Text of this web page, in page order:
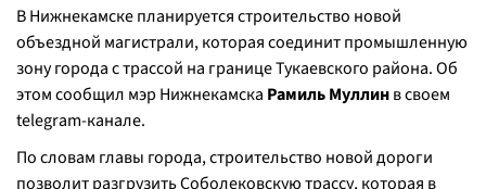
В Нижнекамске планируется строительство новой
объездной магистрали, которая соединит промышленную
зону города с трассой на границе Тукаевского района. Об
этом сообщил мэр Нижнекамска Рамиль Муллинв своем
telegram-канале.
По словам главы города, строительство новой дороги
позволит разгрузить Соболековскую трассу, которая в